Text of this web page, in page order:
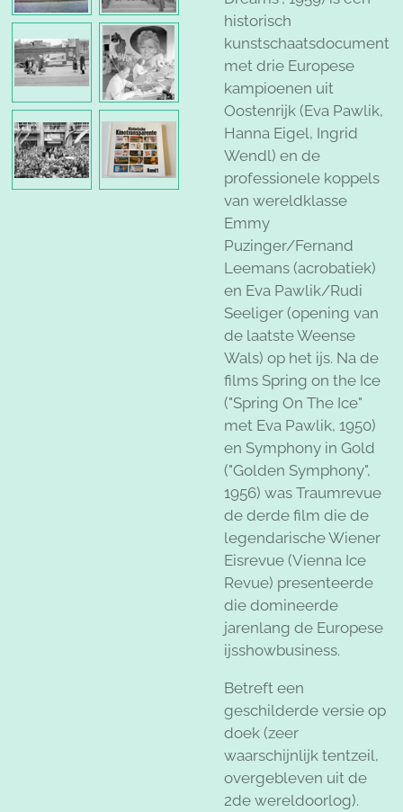
historisch
kunstschaatsdocument
met drie Europese
kampioenen uit
Oostenrijk (Eva Pawlik,
Hanna Eigel, Ingrid
Wendl) en de
professionele koppels
van wereldklasse
Emmy
Puzinger/Fernand
Leemans (acrobatiek)
en Eva Pawlik/Rudi
Seeliger (opening van
de laatste Weense
Wals) op het ijs. Na de
films Spring on the Ice
("Spring On The Ice"
met Eva Pawlik, 1950)
en Symphony in Gold
("Golden Symphony",
1956) was Traumrevue
de derde film die de
legendarische Wiener
Eisrevue (Vienna Ice
Revue) presenteerde
die domineerde
jarenlang de Europese
ijsshowbusiness.
Betreft een
geschilderde versie op
doek (zeer
waarschijnlijk tentzeil,
overgebleven uit de
2de wereldoorlog).